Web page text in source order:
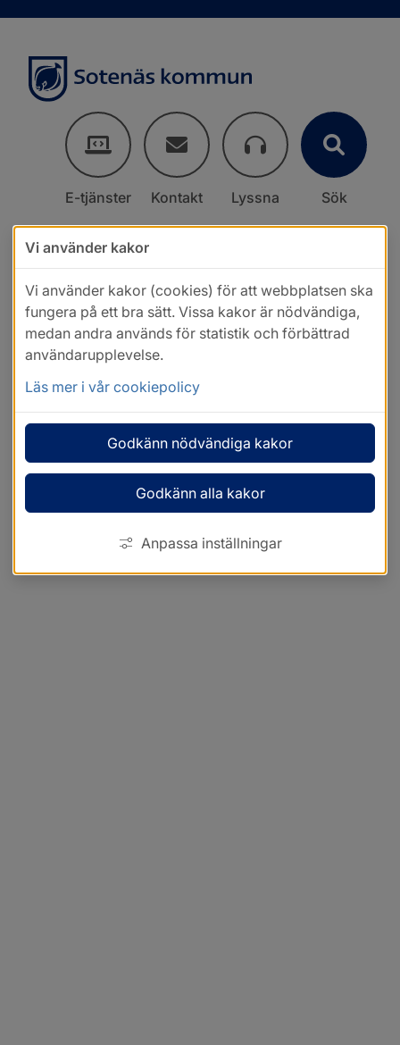
E-tjänster Kontakt Lyssna Sök
Vi använder kakor
Vi använder kakor (cookies) för att webbplatsen ska
fungera på ett bra sätt. Vissa kakor är nödvändiga,
medan andra används för statistik och förbättrad
användarupplevelse.
Läs mer i vår cookiepolicy
Godkänn nödvändiga kakor
Godkänn alla kakor
Anpassa inställningar